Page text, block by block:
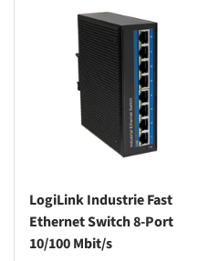
LogiLink Industrie Fast
Ethernet Switch 8-Port
10/100 Mbit/s